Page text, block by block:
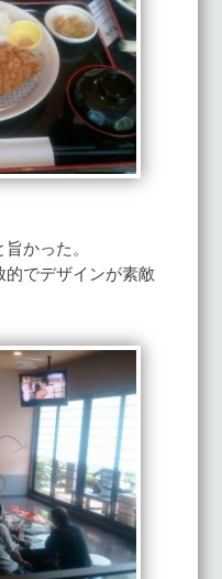
かった。
的でデザインが素敵